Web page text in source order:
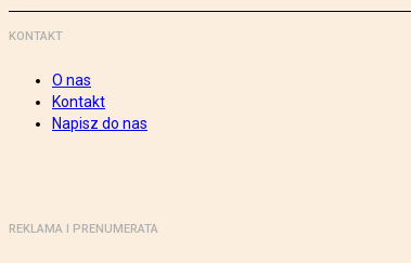
KONTAKT
O nas
Kontakt
Napisz do nas
REKLAMA I PRENUMERATA